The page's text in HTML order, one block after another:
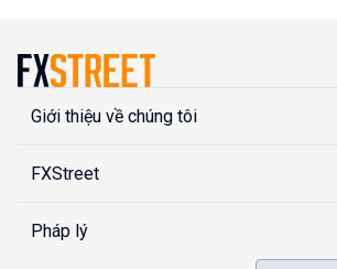
Giới thiệu về chúng tôi
FXStreet
Pháp lý